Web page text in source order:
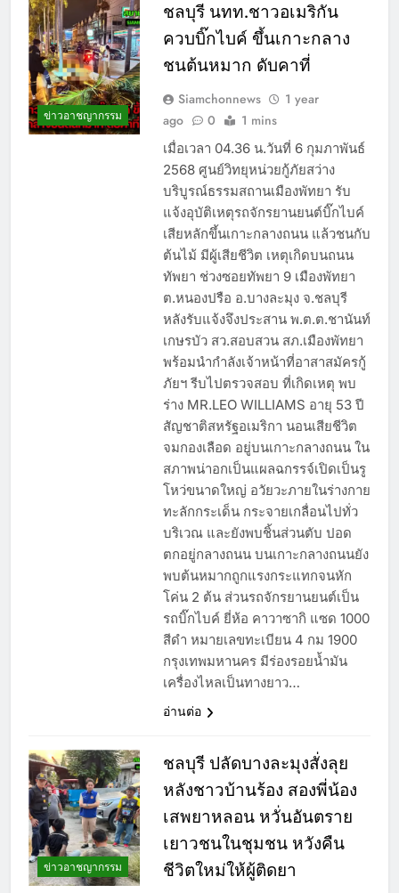
ข่าวอาชญากรรม
ชลบุรี นทท.ชาวอเมริกัน
ควบบิ๊กไบค์ ขึ้นเกาะกลาง
ชนต้นหมาก ดับคาที่
Siamchonnews
1 year
ago
0 1 mins
เมื่อเวลา 04.36 น.วันที่ 6 กุมภาพันธ์
2568 ศูนย์วิทยุหน่วยกู้ภัยสว่าง
บริบูรณ์ธรรมสถานเมืองพัทยา รับ
แจ้งอุบัติเหตุรถจักรยานยนต์บิ๊กไบค์
เสียหลักขึ้นเกาะกลางถนน แล้วชนกับ
ต้นไม้ มีผู้เสียชีวิต เหตุเกิดบนถนน
ทัพยา ช่วงซอยทัพยา 9 เมืองพัทยา
ต.หนองปรือ อ.บางละมุง จ.ชลบุรี
หลังรับแจ้งจึงประสาน พ.ต.ต.ชานันท์
เกษรบัว สว.สอบสวน สภ.เมืองพัทยา
พร้อมนำกำลังเจ้าหน้าที่อาสาสมัครกู้
ภัยฯ รีบไปตรวจสอบ ที่เกิดเหตุ พบ
ร่าง MR.LEO WILLIAMS อายุ 53 ปี
สัญชาติสหรัฐอเมริกา นอนเสียชีวิต
จมกองเลือด อยู่บนเกาะกลางถนน ใน
สภาพน่าอกเป็นแผลฉกรรจ์เปิดเป็นรู
โหว่ขนาดใหญ่ อวัยวะภายในร่างกาย
ทะลักกระเด็น กระจายเกลื่อนไปทั่ว
บริเวณ และยังพบชิ้นส่วนตับ ปอด
ตกอยู่กลางถนน บนเกาะกลางถนนยัง
พบต้นหมากถูกแรงกระแทกจนหัก
โค่น 2 ต้น ส่วนรถจักรยานยนต์เป็น
รถบิ๊กไบค์ ยี่ห้อ คาวาซากิ แซด 1000
สีดำ หมายเลขทะเบียน 4 กม 1900
กรุงเทพมหานคร มีร่องรอยน้ำมัน
เครื่องไหลเป็นทางยาว…
อ่านต่อ
ข่าวอาชญากรรม
ชลบุรี ปลัดบางละมุงสั่งลุย
หลังชาวบ้านร้อง สองพี่น้อง
เสพยาหลอน หวั่นอันตราย
เยาวชนในชุมชน หวังคืน
ชีวิตใหม่ให้ผู้ติดยา